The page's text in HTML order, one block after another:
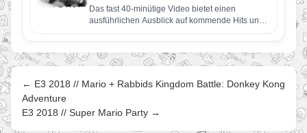
Das fast 40-minütige Video bietet einen
ausführlichen Ausblick auf kommende Hits und
enthüllt Inhalte, die ab sofort verfügbar…
← E3 2018 // Mario + Rabbids Kingdom Battle: Donkey Kong
Adventure
E3 2018 // Super Mario Party →